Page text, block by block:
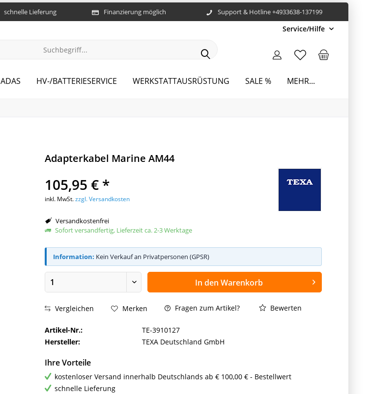
schnelle Lieferung Finanzierung möglich Support & Hotline +4933638-137199
Service/Hilfe
ADAS HV-/BATTERIESERVICE WERKSTATTAUSRÜSTUNG SALE % MEHR...
Adapterkabel Marine AM44
105,95 € *
inkl. MwSt.zzgl. Versandkosten
Versandkostenfrei
Sofort versandfertig, Lieferzeit ca. 2-3 Werktage
Information: Kein Verkauf an Privatpersonen (GPSR)
In den Warenkorb
Vergleichen Merken Fragen zum Artikel? Bewerten
Artikel-Nr.:
TE-3910127
Hersteller:
TEXA Deutschland GmbH
Ihre Vorteile
kostenloser Versand innerhalb Deutschlands ab € 100,00 € - Bestellwert
schnelle Lieferung